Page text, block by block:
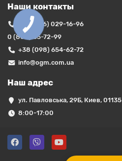
Наши контакты
+38 (066) 029-16-96
0 (800) 35-72-99
+38 (098) 654-62-72
info@ogm.com.ua
Наш адрес
ул. Павловська, 29Б, Киев, 01135
8:00-17:00